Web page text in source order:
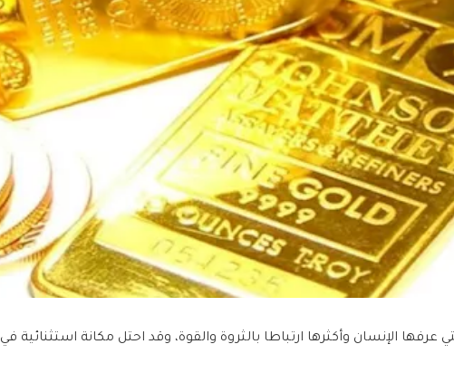
عرفها الإنسان وأكثرها ارتباطا بالثروة والقوة، وقد احتل مكانة استثنائية في